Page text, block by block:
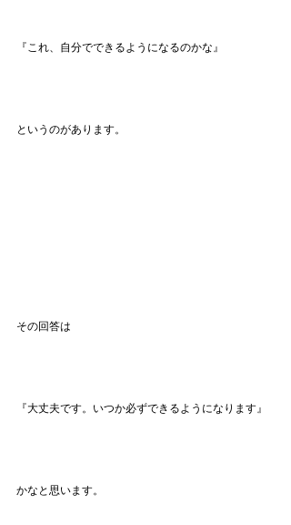
『これ、自分でできるようになるのかな』
というのがあります。
その回答は
『大丈夫です。いつか必ずできるようになります』
かなと思います。